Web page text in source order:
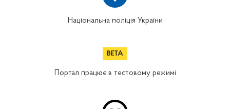
Національна поліція України
Портал працює в тестовому режимі